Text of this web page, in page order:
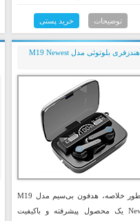
توضیحات خرید پستی
هندزفری بلوتوثی مدل M19 Newest
به طور خلاصه، هدفون بی‌سیم مدل M19
Newest یک محصول پیشرفته و باکیفیت